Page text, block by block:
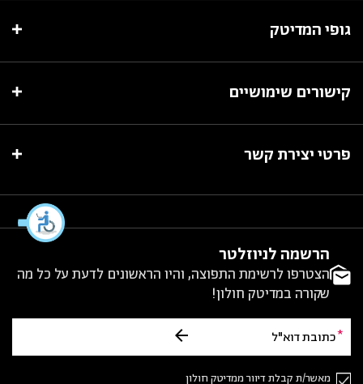
גופי המדיטק
קישורים שימושיים
פרטי יצירת קשר
הרשמה לניוזלטר
הצטרפו לרשימת התפוצה, והיו הראשונים לדעת על כל מה
שקורה במדיטק חולון!
מאשר/ת קבלת דיוור ממדיטק חולון